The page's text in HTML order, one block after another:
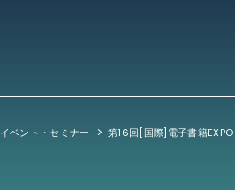
イベント・セミナー 第16回[国際]電子書籍